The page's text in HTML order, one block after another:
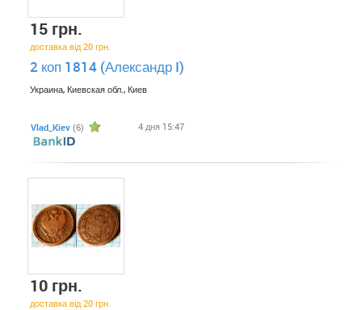
15 грн.
доставка від 20 грн.
2 коп 1814 (Александр I)
Украина, Киевская обл., Киев
Vlad_Kiev (6) 4 дня 15:47
10 грн.
доставка від 20 грн.